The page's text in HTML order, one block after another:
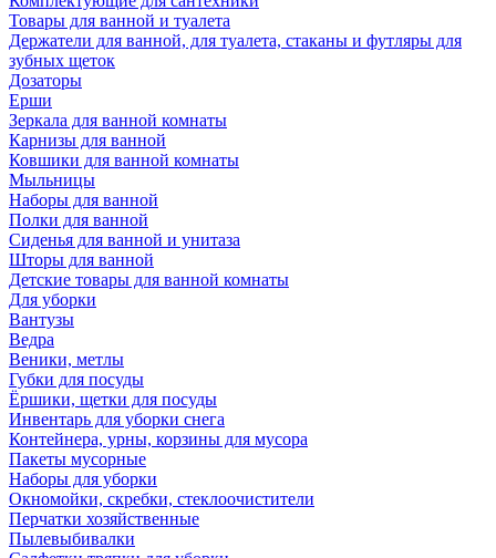
Товары для ванной и туалета
Держатели для ванной, для туалета, стаканы и футляры для
зубных щеток
Дозаторы
Ерши
Зеркала для ванной комнаты
Карнизы для ванной
Ковшики для ванной комнаты
Мыльницы
Наборы для ванной
Полки для ванной
Сиденья для ванной и унитаза
Шторы для ванной
Детские товары для ванной комнаты
Для уборки
Вантузы
Ведра
Веники, метлы
Губки для посуды
Ёршики, щетки для посуды
Инвентарь для уборки снега
Контейнера, урны, корзины для мусора
Пакеты мусорные
Наборы для уборки
Окномойки, скребки, стеклоочистители
Перчатки хозяйственные
Пылевыбивалки